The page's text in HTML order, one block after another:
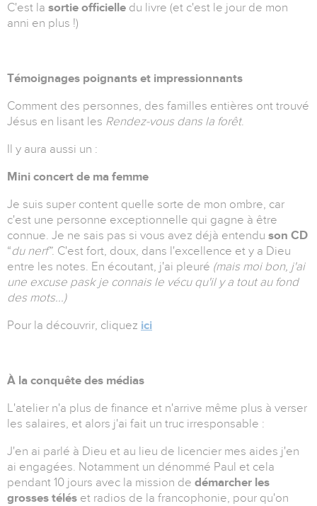
C'est la sortie officielle du livre (et c'est le jour de mon
anni en plus !)
Témoignages poignants et impressionnants
Comment des personnes, des familles entières ont trouvé
Jésus en lisant les Rendez-vous dans la forêt.
Il y aura aussi un :
Mini concert de ma femme
Je suis super content quelle sorte de mon ombre, car
c'est une personne exceptionnelle qui gagne à être
connue. Je ne sais pas si vous avez déjà entendu son CD
“du nerf”. C'est fort, doux, dans l'excellence et y a Dieu
entre les notes. En écoutant, j'ai pleuré (mais moi bon, j'ai
une excuse pask je connais le vécu qu'il y a tout au fond
des mots...)
Pour la découvrir, cliquez ici
À la conquête des médias
L'atelier n'a plus de finance et n'arrive même plus à verser
les salaires, et alors j'ai fait un truc irresponsable :
J'en ai parlé à Dieu et au lieu de licencier mes aides j'en
ai engagées. Notamment un dénommé Paul et cela
pendant 10 jours avec la mission de démarcher les
grosses télés et radios de la francophonie, pour qu'on